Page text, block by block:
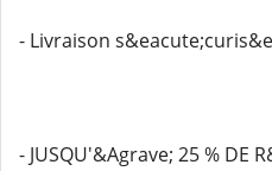
- Livraison
- JUSQU'&Agrave; 25 % DE